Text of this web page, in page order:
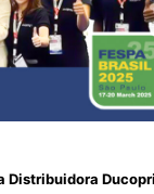
Distribuidora